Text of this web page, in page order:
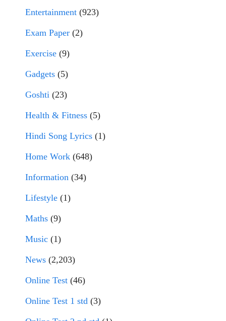
Entertainment (923)
Exam Paper (2)
Exercise (9)
Gadgets (5)
Goshti (23)
Health & Fitness (5)
Hindi Song Lyrics (1)
Home Work (648)
Information (34)
Lifestyle (1)
Maths (9)
Music (1)
News (2,203)
Online Test (46)
Online Test 1 std (3)